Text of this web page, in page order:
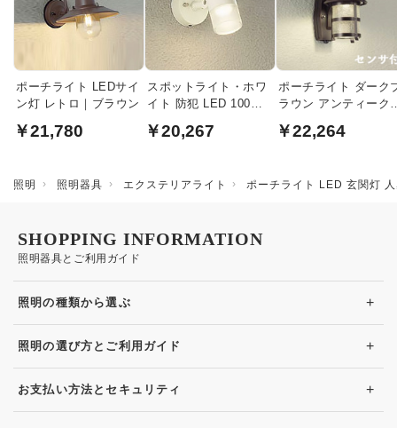
ポーチライト LEDサイ
ン灯 レトロ｜ブラウン
￥21,780
スポットライト・ホワ
イト 防犯 LED 100W
￥20,267
ポーチライト ダーク
ラウン アンティーク
￥22,264
照明 照明器具 エクステリアライト ポーチライト LED 玄関灯
照明器具とご利用ガイド
SHOPPING INFORMATION
照明の種類から選ぶ +
照明の選び方とご利用ガイド +
お支払い方法とセキュリティ +